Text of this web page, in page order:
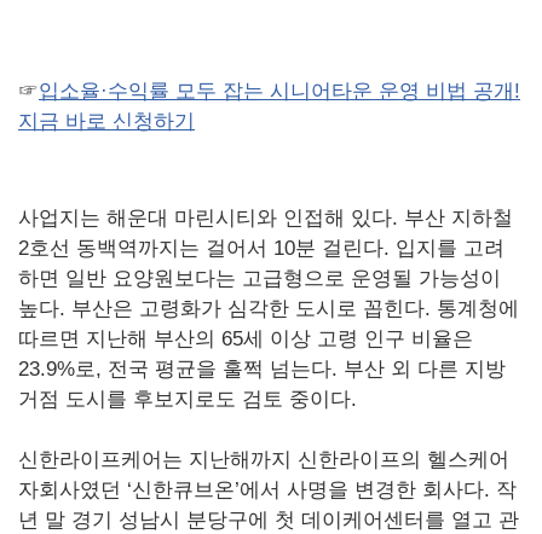
☞입소율·수익률 모두 잡는 시니어타운 운영 비법 공개!
지금 바로 신청하기
사업지는 해운대 마린시티와 인접해 있다. 부산 지하철
2호선 동백역까지는 걸어서 10분 걸린다. 입지를 고려
하면 일반 요양원보다는 고급형으로 운영될 가능성이
높다. 부산은 고령화가 심각한 도시로 꼽힌다. 통계청에
따르면 지난해 부산의 65세 이상 고령 인구 비율은
23.9%로, 전국 평균을 훌쩍 넘는다. 부산 외 다른 지방
거점 도시를 후보지로도 검토 중이다.
신한라이프케어는 지난해까지 신한라이프의 헬스케어
자회사였던 ‘신한큐브온’에서 사명을 변경한 회사다. 작
년 말 경기 성남시 분당구에 첫 데이케어센터를 열고 관